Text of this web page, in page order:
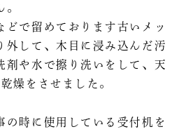
。
どで留めております古いメッ
外して、木目に浸み込んだ汚
剤や水で擦り洗いをして、天
燥をさせました。
の時に使用している受付机を